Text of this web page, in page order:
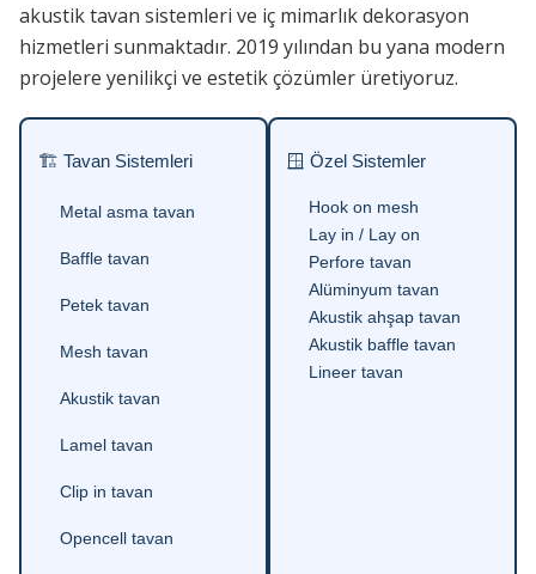
akustik tavan sistemleri ve iç mimarlık dekorasyon
hizmetleri sunmaktadır. 2019 yılından bu yana modern
projelere yenilikçi ve estetik çözümler üretiyoruz.
🏗 Tavan Sistemleri
Metal asma tavan
Baffle tavan
Petek tavan
Mesh tavan
Akustik tavan
Lamel tavan
Clip in tavan
Opencell tavan
🪟 Özel Sistemler
Hook on mesh
Lay in / Lay on
Perfore tavan
Alüminyum tavan
Akustik ahşap tavan
Akustik baffle tavan
Lineer tavan